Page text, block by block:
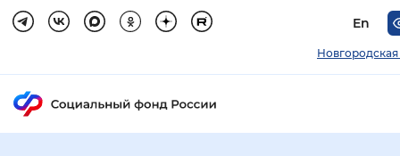
En
Новгородская